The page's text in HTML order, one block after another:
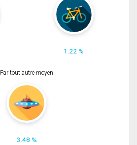
1.22 %
Par tout autre moyen
3.48 %